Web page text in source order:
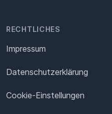
RECHTLICHES
Impressum
Datenschutz­erklärung
Cookie-Einstellungen